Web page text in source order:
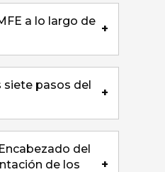
a lo largo de
+
siete pasos del
+
del
de los
+